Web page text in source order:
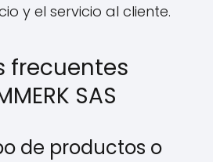
y el servicio al cliente.
frecuentes
SAS
de productos o